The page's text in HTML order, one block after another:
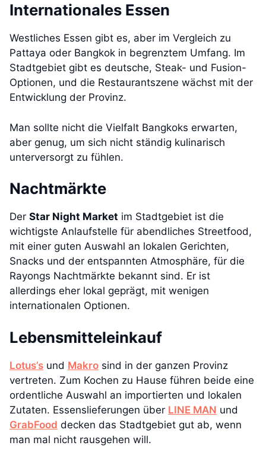
Internationales Essen
Westliches Essen gibt es, aber im Vergleich zu
Pattaya oder Bangkok in begrenztem Umfang. Im
Stadtgebiet gibt es deutsche, Steak- und Fusion-
Optionen, und die Restaurantszene wächst mit der
Entwicklung der Provinz.
Man sollte nicht die Vielfalt Bangkoks erwarten,
aber genug, um sich nicht ständig kulinarisch
unterversorgt zu fühlen.
Nachtmärkte
Der Star Night Market im Stadtgebiet ist die
wichtigste Anlaufstelle für abendliches Streetfood,
mit einer guten Auswahl an lokalen Gerichten,
Snacks und der entspannten Atmosphäre, für die
Rayongs Nachtmärkte bekannt sind. Er ist
allerdings eher lokal geprägt, mit wenigen
internationalen Optionen.
Lebensmitteleinkauf
Lotus’s und Makro sind in der ganzen Provinz
vertreten. Zum Kochen zu Hause führen beide eine
ordentliche Auswahl an importierten und lokalen
Zutaten. Essenslieferungen über LINE MAN und
GrabFood decken das Stadtgebiet gut ab, wenn
man mal nicht rausgehen will.